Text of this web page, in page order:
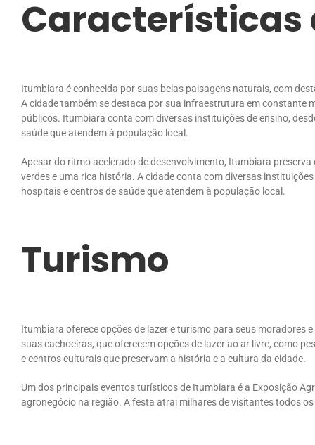
Características
Itumbiara é conhecida por suas belas paisagens naturais, com
A cidade também se destaca por sua infraestrutura em constante
públicos. Itumbiara conta com diversas instituições de ensino,
saúde que atendem à população local.
Apesar do ritmo acelerado de desenvolvimento, Itumbiara
verdes e uma rica história. A cidade conta com diversas
hospitais e centros de saúde que atendem à população local.
Turismo
Itumbiara oferece opções de lazer e turismo para seus moradores
suas cachoeiras, que oferecem opções de lazer ao ar livre, como
e centros culturais que preservam a história e a cultura da cidade.
Um dos principais eventos turísticos de Itumbiara é a Exposição
agronegócio na região. A festa atrai milhares de visitantes todos